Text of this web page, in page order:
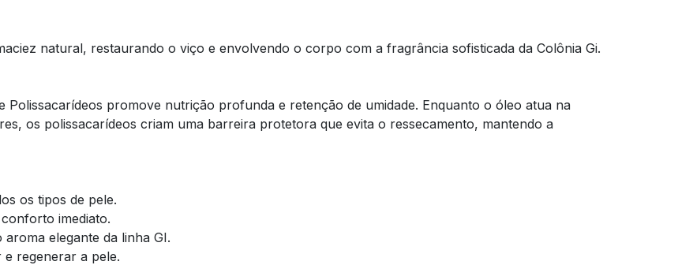
natural, restaurando o viço e envolvendo o corpo com a fragrância sofisticada da Colônia Gi.
Polissacarídeos promove nutrição profunda e retenção de umidade. Enquanto o óleo atua na
os polissacarídeos criam uma barreira protetora que evita o ressecamento, mantendo a
os tipos de pele.
imediato.
elegante da linha GI.
e regenerar a pele.